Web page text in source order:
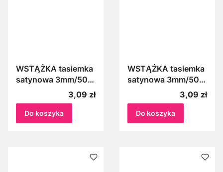
WSTĄŻKA tasiemka
satynowa 3mm/50m
JASNY PUDROWY
RÓŻ 081PJ
Cena
3,09 zł
Do koszyka
WSTĄŻKA tasiemka
satynowa 3mm/50m
JASNY RÓŻ 081J
Cena
3,09 zł
Do koszyka